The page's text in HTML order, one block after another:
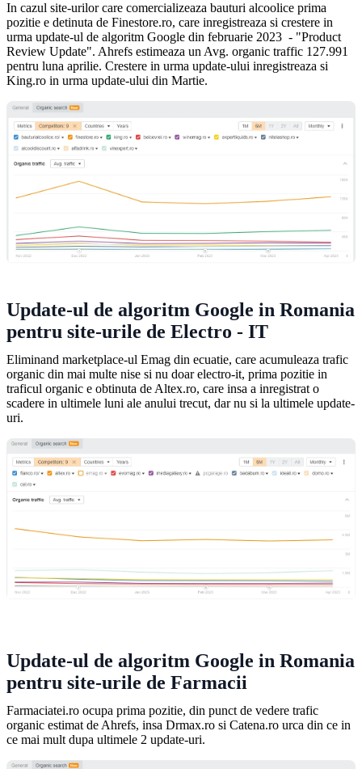
In cazul site-urilor care comercializeaza bauturi alcoolice prima
pozitie e detinuta de Finestore.ro, care inregistreaza si crestere in
urma update-ul de algoritm Google din februarie 2023 - "Product
Review Update". Ahrefs estimeaza un Avg. organic traffic 127.991
pentru luna aprilie. Crestere in urma update-ului inregistreaza si
King.ro in urma update-ului din Martie.
Update-ul de algoritm Google in Romania
pentru site-urile de Electro - IT
Eliminand marketplace-ul Emag din ecuatie, care acumuleaza trafic
organic din mai multe nise si nu doar electro-it, prima pozitie in
traficul organic e obtinuta de Altex.ro, care insa a inregistrat o
scadere in ultimele luni ale anului trecut, dar nu si la ultimele update-
uri.
Update-ul de algoritm Google in Romania
pentru site-urile de Farmacii
Farmaciatei.ro ocupa prima pozitie, din punct de vedere trafic
organic estimat de Ahrefs, insa Drmax.ro si Catena.ro urca din ce in
ce mai mult dupa ultimele 2 update-uri.